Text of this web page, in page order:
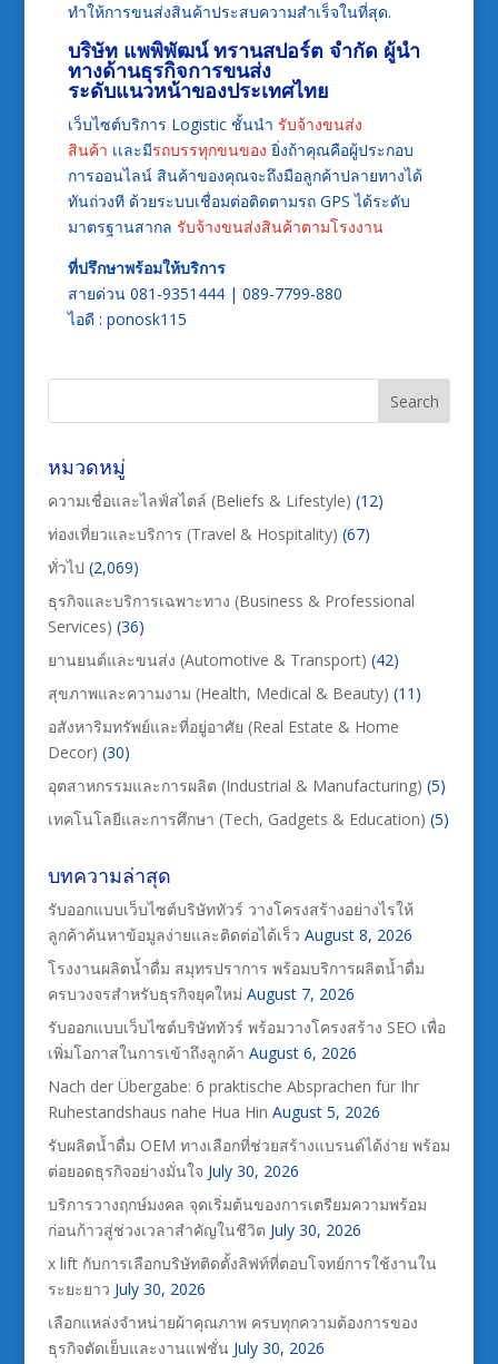
ทำให้การขนส่งสินค้าประสบความสำเร็จในที่สุด.
บริษัท แพพิพัฒน์ ทรานสปอร์ต จำกัด ผู้นำ
ทางด้านธุรกิจการขนส่ง
ระดับแนวหน้าของประเทศไทย
เว็บไซต์บริการ Logistic ชั้นนำ รับจ้างขนส่ง
สินค้า เเละมีรถบรรทุกขนของ ยิ่งถ้าคุณคือผู้ประกอบ
การออนไลน์ สินค้าของคุณจะถึงมือลูกค้าปลายทางได้
ทันถ่วงที ด้วยระบบเชื่อมต่อติดตามรถ GPS ได้ระดับ
มาตรฐานสากล รับจ้างขนส่งสินค้าตามโรงงาน
ที่ปรึกษาพร้อมให้บริการ
สายด่วน 081-9351444 | 089-7799-880
ไอดี : ponosk115
หมวดหมู่
ความเชื่อและไลฟ์สไตล์ (Beliefs & Lifestyle) (12)
ท่องเที่ยวและบริการ (Travel & Hospitality) (67)
ทั่วไป (2,069)
ธุรกิจและบริการเฉพาะทาง (Business & Professional
Services) (36)
ยานยนต์และขนส่ง (Automotive & Transport) (42)
สุขภาพและความงาม (Health, Medical & Beauty) (11)
อสังหาริมทรัพย์และที่อยู่อาศัย (Real Estate & Home
Decor) (30)
อุตสาหกรรมและการผลิต (Industrial & Manufacturing) (5)
เทคโนโลยีและการศึกษา (Tech, Gadgets & Education) (5)
บทความล่าสุด
รับออกแบบเว็บไซต์บริษัททัวร์ วางโครงสร้างอย่างไรให้
ลูกค้าค้นหาข้อมูลง่ายและติดต่อได้เร็ว August 8, 2026
โรงงานผลิตน้ำดื่ม สมุทรปราการ พร้อมบริการผลิตน้ำดื่ม
ครบวงจรสำหรับธุรกิจยุคใหม่ August 7, 2026
รับออกแบบเว็บไซต์บริษัททัวร์ พร้อมวางโครงสร้าง SEO เพื่อ
เพิ่มโอกาสในการเข้าถึงลูกค้า August 6, 2026
Nach der Übergabe: 6 praktische Absprachen für Ihr
Ruhestandshaus nahe Hua Hin August 5, 2026
รับผลิตน้ำดื่ม OEM ทางเลือกที่ช่วยสร้างแบรนด์ได้ง่าย พร้อม
ต่อยอดธุรกิจอย่างมั่นใจ July 30, 2026
บริการวางฤกษ์มงคล จุดเริ่มต้นของการเตรียมความพร้อม
ก่อนก้าวสู่ช่วงเวลาสำคัญในชีวิต July 30, 2026
x lift กับการเลือกบริษัทติดตั้งลิฟท์ที่ตอบโจทย์การใช้งานใน
ระยะยาว July 30, 2026
เลือกแหล่งจำหน่ายผ้าคุณภาพ ครบทุกความต้องการของ
ธุรกิจตัดเย็บและงานแฟชั่น July 30, 2026